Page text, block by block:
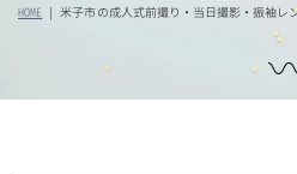
HOME |米子市の成人式前撮り・当日撮影・振袖レ